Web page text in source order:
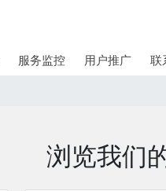
服务监控 用户推广 联
浏览我们